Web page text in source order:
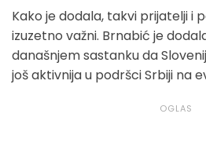
Kako je dodala, takvi prijatelji i
izuzetno važni. Brnabić je
današnjem sastanku da
još aktivnija u podršci Srbiji na